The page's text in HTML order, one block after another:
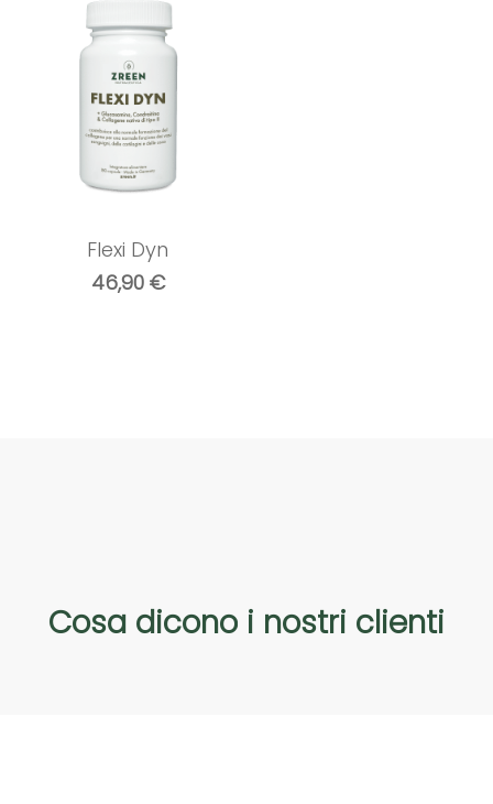
Flexi Dyn
46,90 €
Cosa dicono i nostri clienti